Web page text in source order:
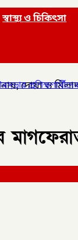
স্বাস্থ্য ও চিকিৎসা
যাতায়াত ভাতা ও
দোয়া ও মিলাদ